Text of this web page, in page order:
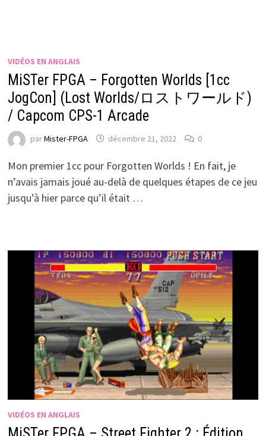
VIDÉOS EN ANGLAIS
MiSTer FPGA – Forgotten Worlds [1cc
JogCon] (Lost Worlds/ロストワールド)
/ Capcom CPS-1 Arcade
parMister-FPGA décembre 21, 2022 0
Mon premier 1cc pour Forgotten Worlds ! En fait, je
n’avais jamais joué au-delà de quelques étapes de ce jeu
jusqu’à hier parce qu’il était …
VIDÉOS EN ANGLAIS